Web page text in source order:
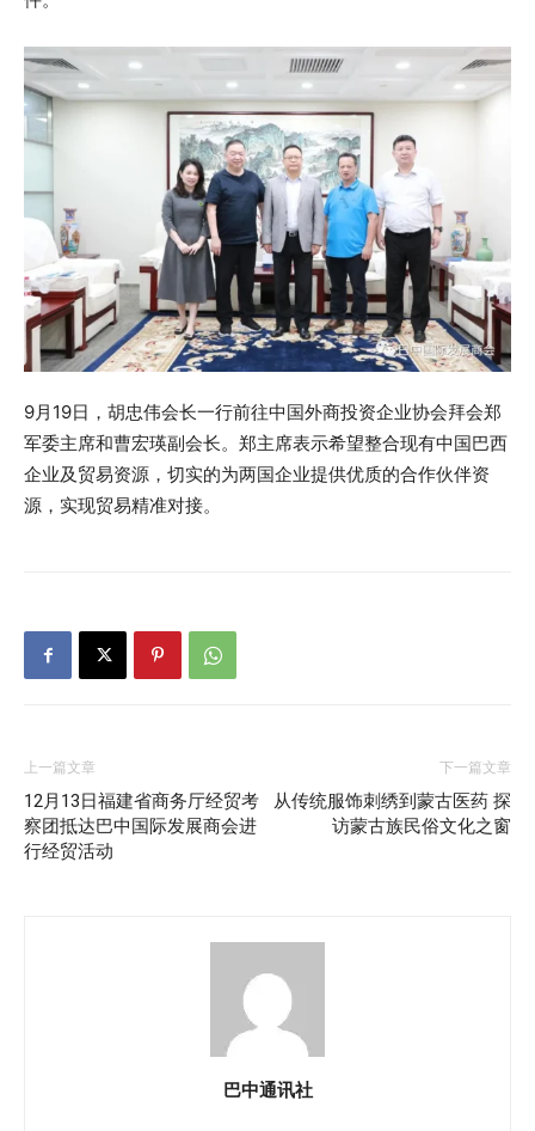
9月19日，胡忠伟会长一行前往中国外商投资企业协会拜会郑
军委主席和曹宏瑛副会长。郑主席表示希望整合现有中国巴西
企业及贸易资源，切实的为两国企业提供优质的合作伙伴资
源，实现贸易精准对接。
上一篇文章
12月13日福建省商务厅经贸考
察团抵达巴中国际发展商会进
行经贸活动
下一篇文章
从传统服饰刺绣到蒙古医药 探
访蒙古族民俗文化之窗
巴中通讯社